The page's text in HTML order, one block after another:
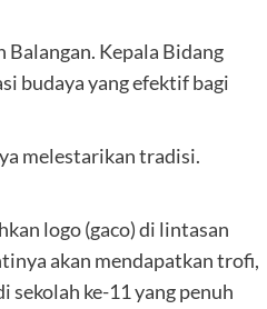
Kepala Bidang
budaya yang efektif bagi
melestarikan tradisi.
logo (gaco) di lintasan
akan mendapatkan trofi,
sekolah ke-11 yang penuh